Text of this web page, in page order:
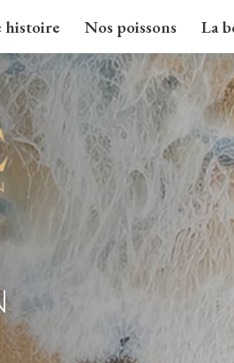
histoire Nos poissons La